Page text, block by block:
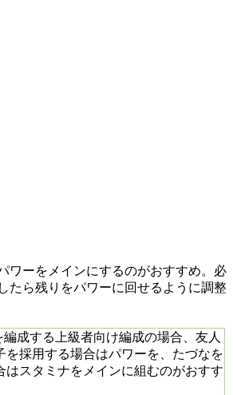
ワーをメインにするのがおすすめ。必
たら残りをパワーに回せるように調整
編成する上級者向け編成の場合、友人
を採用する場合はパワーを、たづなを
はスタミナをメインに組むのがおすす